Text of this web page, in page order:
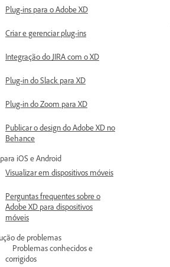
Plug-ins para o Adobe XD
Criar e gerenciar plug-ins
Integração do JIRA com o XD
Plug-in do Slack para XD
Plug-in do Zoom para XD
Publicar o design do Adobe XD no
Behance
iOS e Android
Visualizar em dispositivos móveis
Perguntas frequentes sobre o
Adobe XD para dispositivos
móveis
de problemas
Problemas conhecidos e
corrigidos